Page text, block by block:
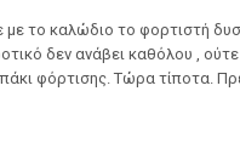
το καλώδιο το φορτιστή
δεν ανάβει καθόλου ,
φόρτισης. Τώρα τίποτα.